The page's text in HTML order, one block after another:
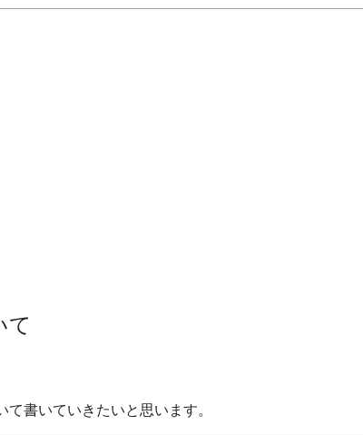
て
書いていきたいと思います。